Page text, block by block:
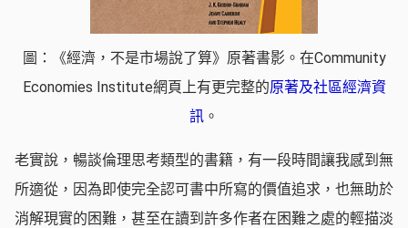
圖：《經濟，不是市場說了算》原著書影。在Community
Economies Institute網頁上有更完整的原著及社區經濟資
訊 。
老實說，暢談倫理思考類型的書籍，有一段時間讓我感到無
所適從，因為即使完全認可書中所寫的價值追求，也無助於
消解現實的困難，甚至在讀到許多作者在困難之處的輕描淡